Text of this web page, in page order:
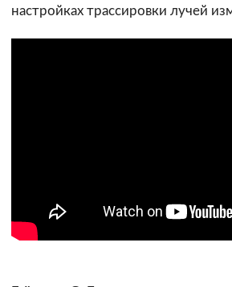
настройках трассировки лучей